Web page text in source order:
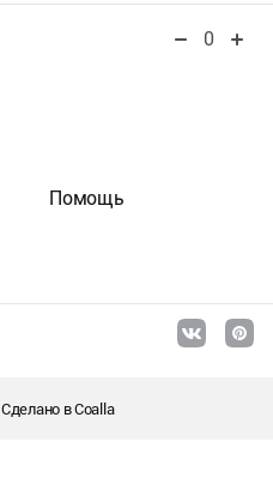
0
Помощь
Сделано вCoalla